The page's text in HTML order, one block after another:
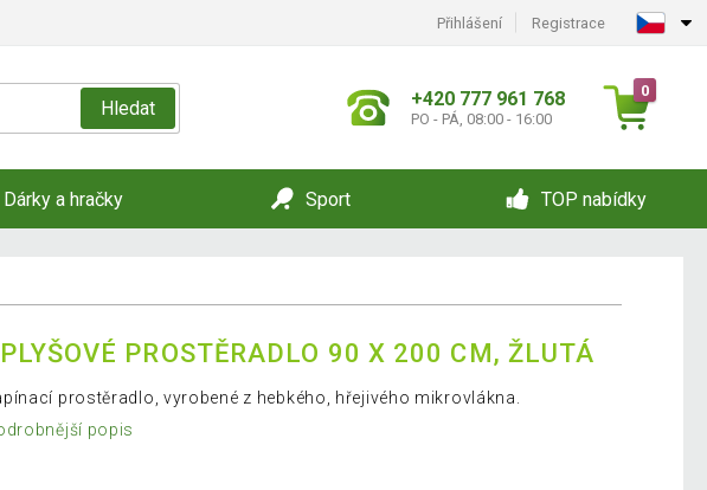
Přihlášení Registrace
Hledat +420 777 961 768
PO - PÁ, 08:00 - 16:00
0
Dárky a hračky Sport TOP nabídky
PROSTĚRADLO 90 X 200 CM, ŽLUTÁ
prostěradlo, vyrobené z hebkého, hřejivého mikrovlákna.
popis